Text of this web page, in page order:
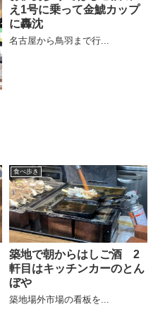
え1号に乗って金鯱カップ
に轟沈
名古屋から鳥羽まで行...
食べ歩き
築地で朝からはしご酒 2
軒目はキッチンカーのとん
ぼや
築地場外市場の看板を...